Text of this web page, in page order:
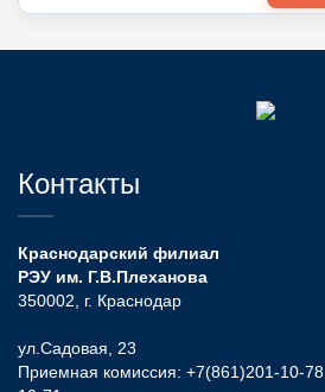
Контакты
Краснодарский филиал
РЭУ им. Г.В.Плеханова
350002, г. Краснодар
ул.Садовая, 23
Приемная комиссия: +7(861)201-10-78